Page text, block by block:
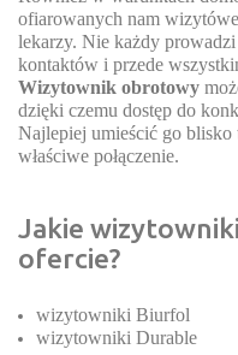
ofiarowanych nam
lekarzy. Nie każdy
kontaktów i przede
Wizytownik obrotowy
dzięki czemu dostęp do
Najlepiej umieścić go
właściwe połączenie.
Jakie
ofercie?
wizytowniki Biurfol
wizytowniki Durable